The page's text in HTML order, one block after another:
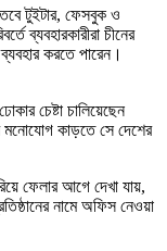
টুইটার, ফেসবুক ও
ব্যবহারকারীরা চীনের
করতে পারেন।
চেষ্টা চালিয়েছেন
মনোযোগ কাড়তে সে দেশের
ফেলার আগে দেখা যায়,
নামে অফিস নেওয়া